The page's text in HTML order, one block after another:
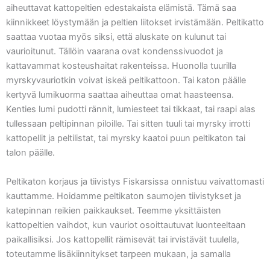
aiheuttavat kattopeltien edestakaista elämistä. Tämä saa
kiinnikkeet löystymään ja peltien liitokset irvistämään. Peltikatto
saattaa vuotaa myös siksi, että aluskate on kulunut tai
vaurioitunut. Tällöin vaarana ovat kondenssivuodot ja
kattavammat kosteushaitat rakenteissa. Huonolla tuurilla
myrskyvauriotkin voivat iskeä peltikattoon. Tai katon päälle
kertyvä lumikuorma saattaa aiheuttaa omat haasteensa.
Kenties lumi pudotti rännit, lumiesteet tai tikkaat, tai raapi alas
tullessaan peltipinnan piloille. Tai sitten tuuli tai myrsky irrotti
kattopellit ja peltilistat, tai myrsky kaatoi puun peltikaton tai
talon päälle.
Peltikaton korjaus ja tiivistys Fiskarsissa onnistuu vaivattomasti
kauttamme. Hoidamme peltikaton saumojen tiivistykset ja
katepinnan reikien paikkaukset. Teemme yksittäisten
kattopeltien vaihdot, kun vauriot osoittautuvat luonteeltaan
paikallisiksi. Jos kattopellit rämisevät tai irvistävät tuulella,
toteutamme lisäkiinnitykset tarpeen mukaan, ja samalla